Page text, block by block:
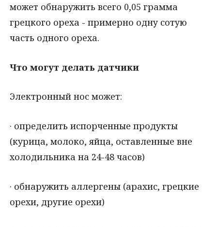
может обнаружить всего 0,05 грамма
грецкого ореха - примерно одну сотую
часть одного ореха.
Что могут делать датчики
Электронный нос может:
· определить испорченные продукты
(курица, молоко, яйца, оставленные вне
холодильника на 24-48 часов)
· обнаружить аллергены (арахис, грецкие
орехи, другие орехи)